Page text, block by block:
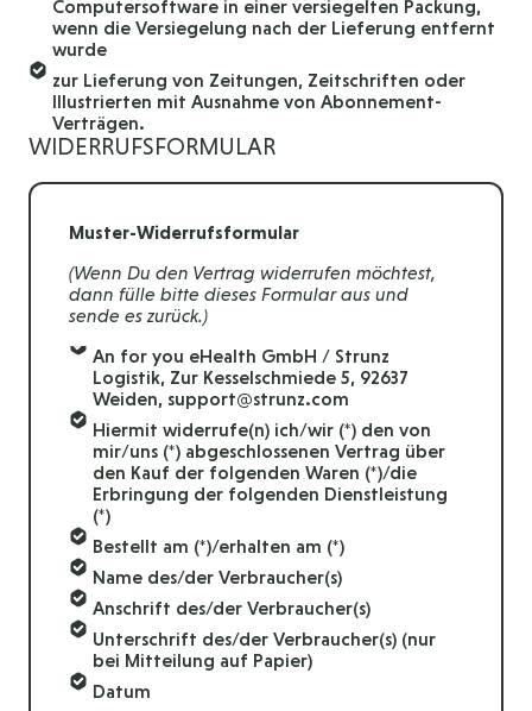
Computersoftware in einer versiegelten Packung,
wenn die Versiegelung nach der Lieferung entfernt
wurde
zur Lieferung von Zeitungen, Zeitschriften oder
Illustrierten mit Ausnahme von Abonnement-
Verträgen.
WIDERRUFSFORMULAR
Muster-Widerrufsformular
(Wenn Du den Vertrag widerrufen möchtest,
dann fülle bitte dieses Formular aus und
sende es zurück.)
An for you eHealth GmbH / Strunz
Logistik, Zur Kesselschmiede 5, 92637
Weiden, support@strunz.com
Hiermit widerrufe(n) ich/wir (*) den von
mir/uns (*) abgeschlossenen Vertrag über
den Kauf der folgenden Waren (*)/die
Erbringung der folgenden Dienstleistung
(*)
Bestellt am (*)/erhalten am (*)
Name des/der Verbraucher(s)
Anschrift des/der Verbraucher(s)
Unterschrift des/der Verbraucher(s) (nur
bei Mitteilung auf Papier)
Datum